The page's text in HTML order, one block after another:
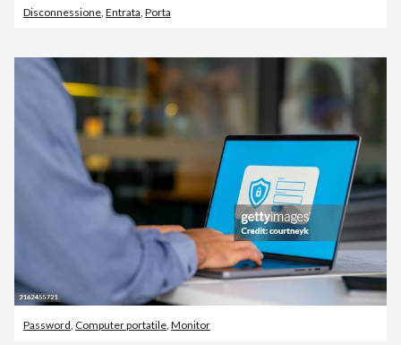
Disconnessione Entrata Porta
Password, Computer portatile, Monitor